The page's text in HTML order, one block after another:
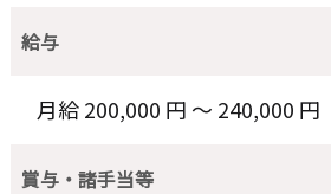
給与
月給 200,000 円 〜 240,000 円
賞与・諸手当等